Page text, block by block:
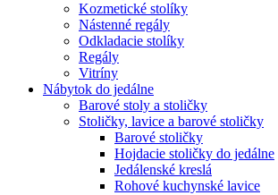
Kozmetické stolíky
Nástenné regály
Odkladacie stolíky
Regály
Vitríny
Nábytok do jedálne
Barové stoly a stoličky
Stoličky, lavice a barové stoličky
Barové stoličky
Hojdacie stoličky do jedálne
Jedálenské kreslá
Rohové kuchynské lavice